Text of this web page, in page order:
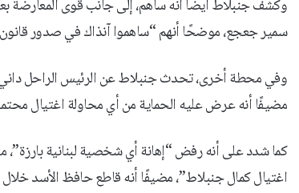
وكشف جنبلاط أيضًا أنه ساهم، إلى جانب قوى المعارضة
سمير جعجع، موضحًا أنهم “ساهموا آنذاك في صدور قانون
وفي محطة أخرى، تحدث جنبلاط عن الرئيس الراحل داني
مضيفًا أنه عرض عليه الحماية من أي محاولة اغتيال
كما شدد على أنه رفض “إهانة أي شخصية لبنانية بارزة”،
اغتيال كمال جنبلاط”، مضيفًا أنه قاطع حافظ الأسد